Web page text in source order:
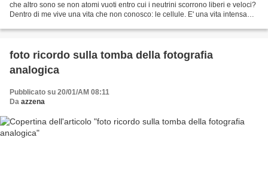
che altro sono se non atomi vuoti entro cui i neutrini scorrono liberi e veloci?
Dentro di me vive una vita che non conosco: le cellule. E' una vita intensa
foto ricordo sulla tomba della fotografia
analogica
Pubblicato su 20/01/AM 08:11
Da azzena